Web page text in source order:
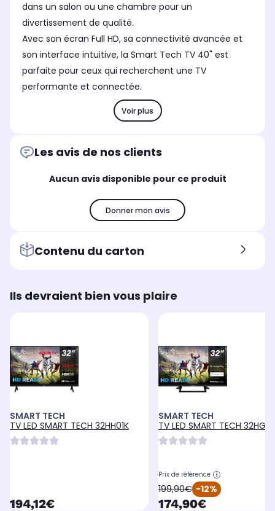
dans un salon ou une chambre pour un
divertissement de qualité.
Avec son écran Full HD, sa connectivité avancée et
son interface intuitive, la Smart Tech TV 40" est
parfaite pour ceux qui recherchent une TV
performante et connectée.
Voir plus
Les avis de nos clients
Aucun avis disponible pour ce produit
Donner mon avis
Contenu du carton
Ils devraient bien vous plaire
SMART TECH
TV LED SMART TECH 32HH01K
currentPrice
194,12€
SMART TECH
TV LED SMART TECH
Prix de référence
oldPrice
199,90€ -12%
currentPrice
174,90€